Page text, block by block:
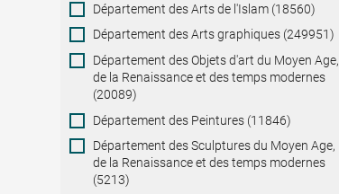
Département des Arts de l'Islam (18560)
Département des Arts graphiques (249951)
Département des Objets d'art du Moyen Age,
de la Renaissance et des temps modernes
(20089)
Département des Peintures (11846)
Département des Sculptures du Moyen Age,
de la Renaissance et des temps modernes
(5213)